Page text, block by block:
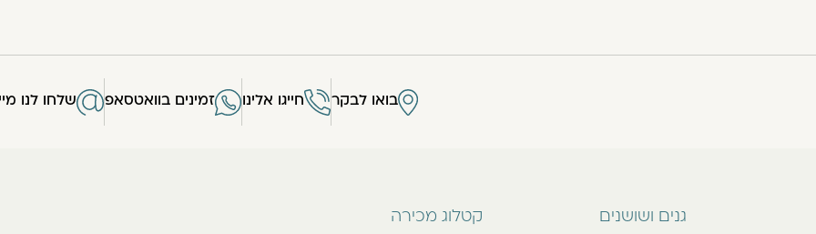
גנים ושושנים קטלוג מכירה
בואו לבקר חייגו אלינו זמינים בוואטסאפ שלחו לנו